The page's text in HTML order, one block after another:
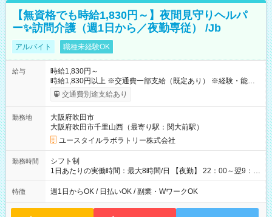
【無資格でも時給1,830円～】夜間見守りヘルパ
ー✨訪問介護（週1日から／夜勤専従） /Jb
アルバイト 職種未経験OK
給与
時給1,830円～
時給1,830円以上 ※交通費一部支給（既定あり） ※経験・能力を
考慮して決定します 【収入例】 週1回勤務の場合：1,830円×8時
間×4回=5万8,560円 週3回勤務の場合：1,830円×8時間×12回
月 ※ 雇用形態と給与に、本採用時と異なる部分があります。 雇
用形態：本採用時と同じです。 給与：時給 1,610円以上
交通費別途支給あり
勤務地
大阪府吹田市
大阪府吹田市千里山西（最寄り駅：関大前駅）
ユースタイルラボラトリー株式会社
勤務時間
シフト制
1日あたりの実働時間：最大8時間/日 【夜勤】 22：00～翌9：
00 ※週1日～OK ／ 夜勤専従 ＊＊ 勤務時間例 ＊＊ ■22時か
ら翌7時 ■23時から翌8時 ■24時から翌9時 など ※上記の時間
ます。 ※曜日固定（毎週同じ曜日での勤務となります）
特徴 週1日からOK / 日払いOK / 副業・WワークOK